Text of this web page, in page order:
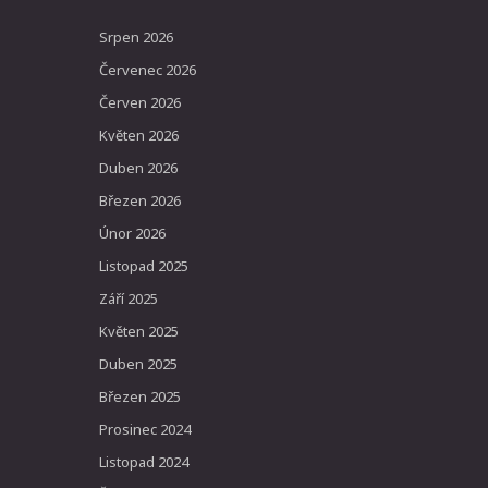
Srpen 2026
Červenec 2026
Červen 2026
Květen 2026
Duben 2026
Březen 2026
Únor 2026
Listopad 2025
Září 2025
Květen 2025
Duben 2025
Březen 2025
Prosinec 2024
Listopad 2024